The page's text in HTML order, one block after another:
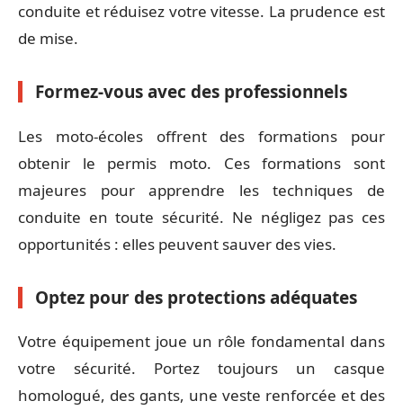
conduite et réduisez votre vitesse. La prudence est
de mise.
Formez-vous avec des professionnels
Les moto-écoles offrent des formations pour
obtenir le permis moto. Ces formations sont
majeures pour apprendre les techniques de
conduite en toute sécurité. Ne négligez pas ces
opportunités : elles peuvent sauver des vies.
Optez pour des protections adéquates
Votre équipement joue un rôle fondamental dans
votre sécurité. Portez toujours un casque
homologué, des gants, une veste renforcée et des